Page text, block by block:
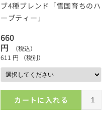
ブ4種ブレンド「雪国育ちのハ
ーブティー」
660
円
（税込）
611 円 （税別）
カートに入れる